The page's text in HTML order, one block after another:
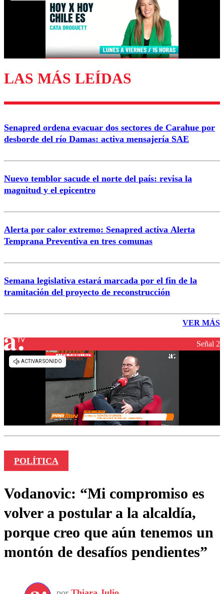
Enviar comentario
LAS MÁS LEÍDAS
Senapred ordena evacuar dos sectores de Carahue por
desborde del río Damas: activa mensajería SAE
Nuevo temblor sacude el norte del país: revisa la
magnitud y el epicentro
Alerta por calor extremo: Senapred activa Alerta
Temprana Preventiva en tres comunas
Semana legislativa estará marcada por el fin de la
tramitación del proyecto de reconstrucción
VER MÁS
Señal 2
POLÍTICA
Vodanovic: “Mi compromiso es
volver a postular a la alcaldía,
porque creo que aún tenemos un
montón de desafíos pendientes”